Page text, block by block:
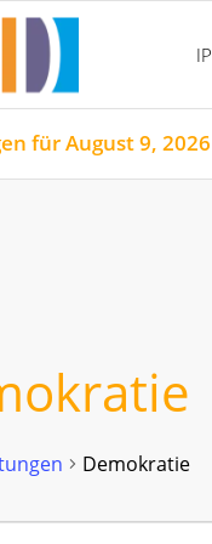
für August 9, 2026
Demokratie